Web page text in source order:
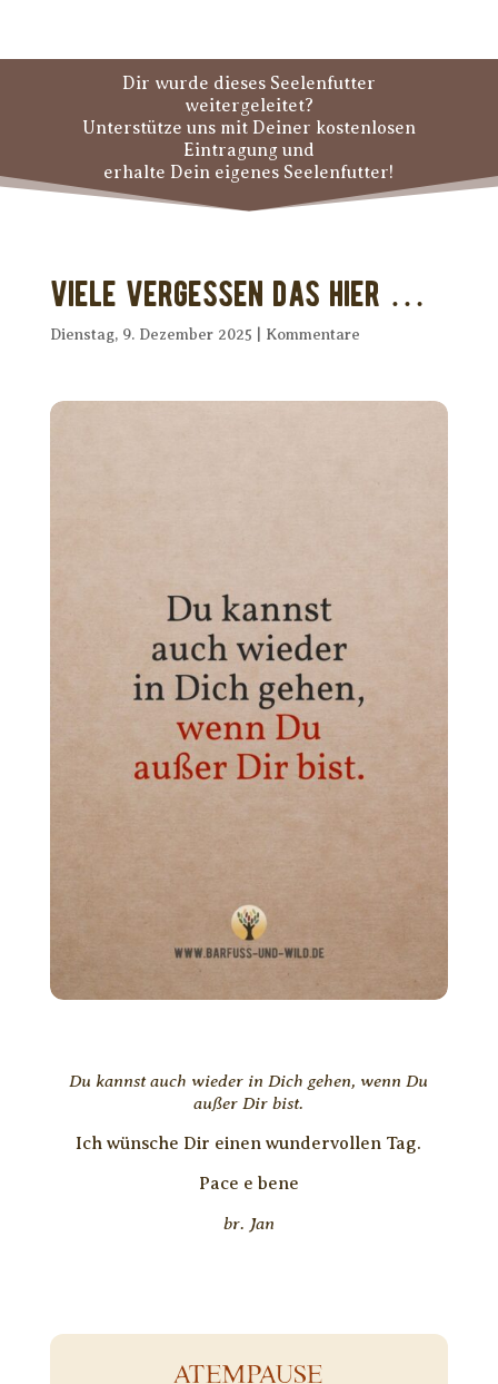
Dir wurde dieses Seelenfutter
weitergeleitet?
Unterstütze uns mit Deiner kostenlosen
Eintragung und
erhalte Dein eigenes Seelenfutter!
Viele vergessen das hier …
Dienstag, 9. Dezember 2025 Kommentare
Du kannst auch wieder in Dich gehen, wenn Du
außer Dir bist.
Ich wünsche Dir einen wundervollen Tag.
Pace e bene
br. Jan
ATEMPAUSE